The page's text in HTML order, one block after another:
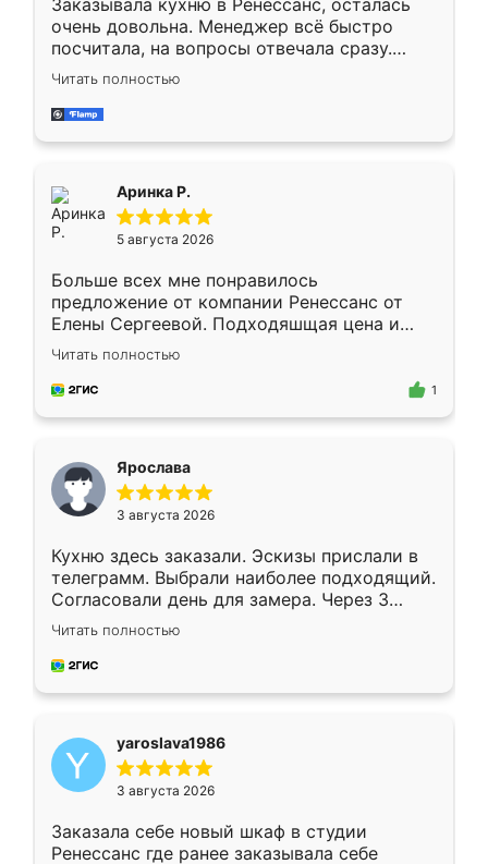
Заказывала кухню в Ренессанс, осталась
очень довольна. Менеджер всё быстро
посчитала, на вопросы отвечала сразу.
Замерщик приехал в субботу, подошёл к
делу со всей ответственностью. Собрали
за день, ребята работали аккуратно, даже
Читать полностью
Аринка Р.
5 августа 2026
Больше всех мне понравилось
предложение от компании Ренессанс от
Елены Сергеевой. Подходяшщая цена и
короткие сроки изготовления. Приехавший
для замера сотрудник Владислав
предложил по моему эскизу самый
Читать полностью
1
Ярослава
3 августа 2026
Кухню здесь заказали. Эскизы прислали в
телеграмм. Выбрали наиболее подходящий.
Согласовали день для замера. Через 3
недели кухня была уже готова. Остались
довольны работой. Спасибо Ренессанс
мебель за качественную работу!
Читать полностью
yaroslava1986
3 августа 2026
Заказала себе новый шкаф в студии
Ренессанс где ранее заказывала себе